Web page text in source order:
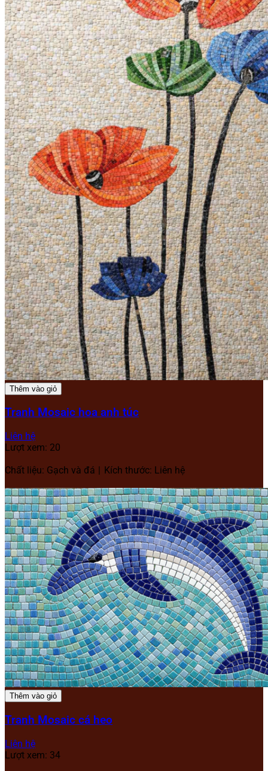
Thêm vào giỏ
Tranh Mosaic hoa anh túc
Liên hệ
Lượt xem: 20
Chất liệu: Gạch và đá
Kích thước: Liên hệ
Thêm vào giỏ
Tranh Mosaic cá heo
Liên hệ
Lượt xem: 34